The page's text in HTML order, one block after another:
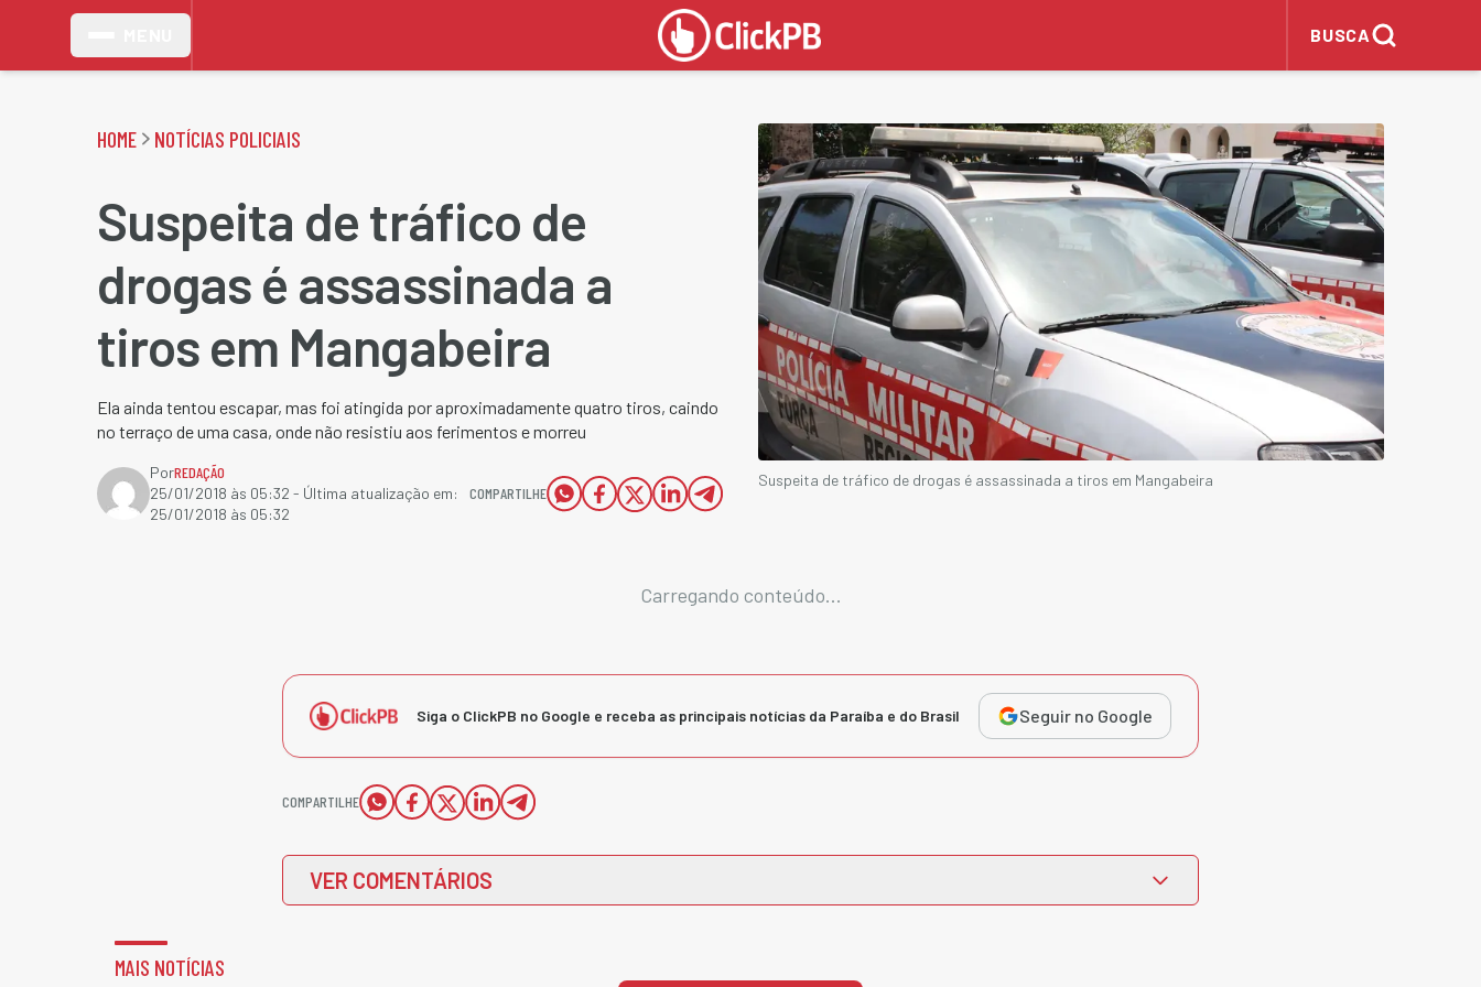
BUSCA
HOME NOTÍCIAS POLICIAIS
Suspeita de tráfico de
drogas é assassinada a
tiros em Mangabeira
Ela ainda tentou escapar, mas foi atingida por aproximadamente quatro tiros, caindo
no terraço de uma casa, onde não resistiu aos ferimentos e morreu
PorREDAÇÃO
25/01/2018 às 05:32 - Última atualização em:
25/01/2018 às 05:32
COMPARTILHE
Suspeita de tráfico de drogas é assassinada a tiros em Mangabeira
Carregando conteúdo...
Siga o ClickPB no Google e receba as principais notícias da Paraíba e do Brasil Seguir no Google
COMPARTILHE
VER COMENTÁRIOS
MAIS NOTÍCIAS